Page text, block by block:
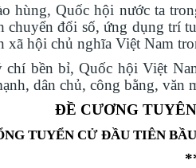
hùng, Quốc hội nước ta
chuyển đổi số, ứng dụng trí
xã hội chủ nghĩa Việt Nam
bền bỉ, Quốc hội Việt
dân chủ, công bằng, văn
ĐỀ CƯƠNG
TUYỂN CỬ ĐẦU TIÊN